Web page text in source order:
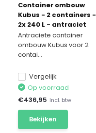
Container ombouw
Kubus - 2 containers -
2x 240 L - antraciet
Antraciete container
ombouw Kubus voor 2
contai...
Vergelijk
Op voorraad
€436,95 Incl. btw
Bekijken